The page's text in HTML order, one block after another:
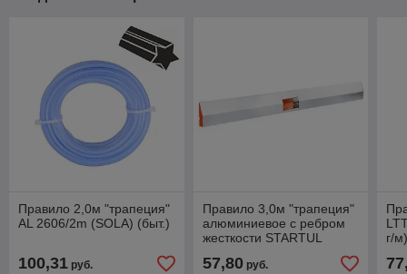
Правило 2,0м "трапеция"
AL 2606/2m (SOLA) (быт.)
100,31 руб.
Правило 3,0м "трапеция"
алюминиевое с ребром
жесткости STARTUL
57,80руб.
г/